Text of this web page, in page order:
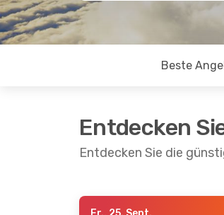
Beste
Entdecken
Entdecken Sie die